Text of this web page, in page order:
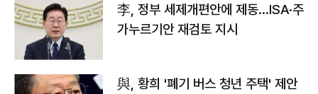
李, 정부 세제개편안에 제동…ISA·주
가누르기안 재검토 지시
與, 황희 '폐기 버스 청년 주택' 제안